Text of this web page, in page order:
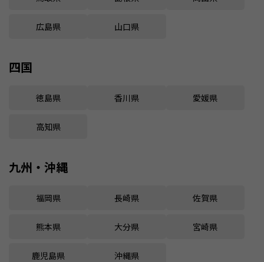
広島県 山口県
四国
徳島県 香川県 愛媛県
高知県
九州・沖縄
福岡県 長崎県 佐賀県
熊本県 大分県 宮崎県
鹿児島県 沖縄県